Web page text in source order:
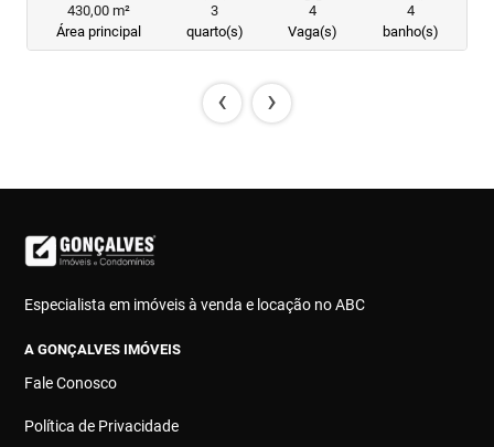
430,00 m²
Área principal
3
quarto(s)
4
Vaga(s)
4
banho(s)
‹ ›
Especialista em imóveis à venda e locação no ABC
A GONÇALVES IMÓVEIS
Fale Conosco
Política de Privacidade